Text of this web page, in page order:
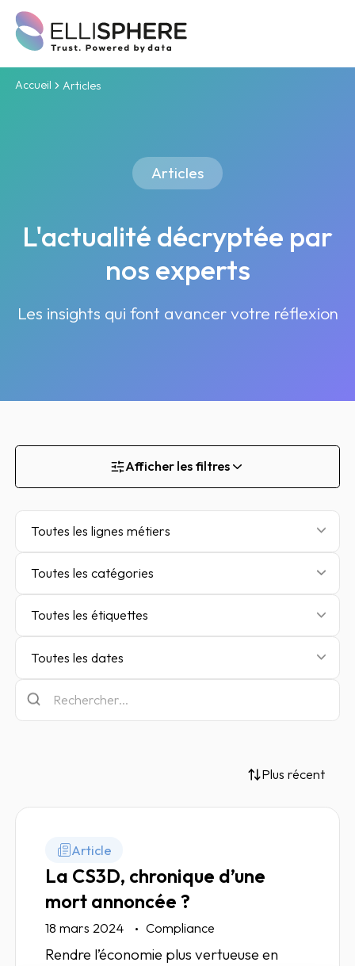
Accueil Articles
Articles
L'actualité décryptée par
nos experts
Les insights qui font avancer votre réflexion
Afficher les filtres
Toutes les lignes métiers
Toutes les catégories
Toutes les étiquettes
Toutes les dates
Plus récent
Article
La CS3D, chronique d’une
mort annoncée ?
18 mars 2024 Compliance
Rendre l’économie plus vertueuse en